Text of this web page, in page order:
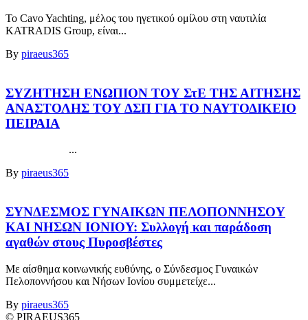
Το Cavo Yachting, μέλος του ηγετικού ομίλου στη ναυτιλία
KATRADIS Group, είναι...
By piraeus365
ΣΥΖΗΤΗΣΗ ΕΝΩΠΙΟΝ ΤΟΥ ΣτΕ ΤΗΣ ΑΙΤΗΣΗΣ
ΑΝΑΣΤΟΛΗΣ ΤΟΥ ΔΣΠ ΓΙΑ ΤΟ ΝΑΥΤΟΔΙΚΕΙΟ
ΠΕΙΡΑΙΑ
...
By piraeus365
ΣΥΝΔΕΣΜΟΣ ΓΥΝΑΙΚΩΝ ΠΕΛΟΠΟΝΝΗΣΟΥ
ΚΑΙ ΝΗΣΩΝ ΙΟΝΙΟΥ: Συλλογή και παράδοση
αγαθών στους Πυροσβέστες
Με αίσθημα κοινωνικής ευθύνης, ο Σύνδεσμος Γυναικών
Πελοποννήσου και Νήσων Ιονίου συμμετείχε...
By piraeus365
© PIRAEUS365